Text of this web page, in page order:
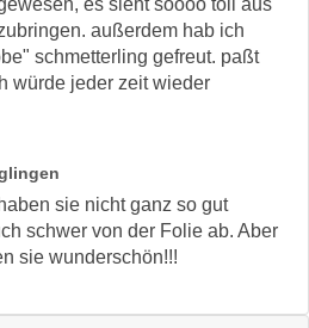
es sieht soooo toll aus
außerdem hab ich
schmetterling gefreut. paßt
würde jeder zeit wieder
sie nicht ganz so gut
schwer von der Folie ab. Aber
sie wunderschön!!!